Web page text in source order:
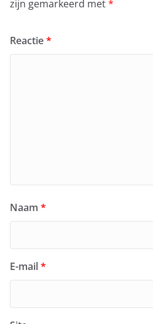
zijn gemarkeerd met*
Reactie*
Naam *
E-mail*